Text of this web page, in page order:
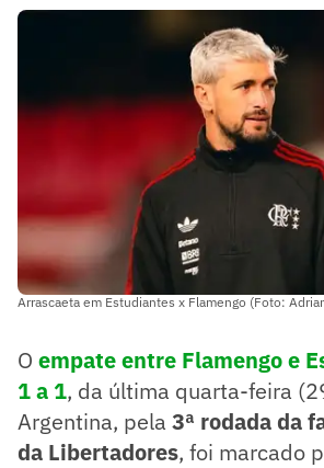
Arrascaeta em Estudiantes x Flamengo (Foto:
O empate entre Flamengo e
1 a 1, da última quarta-feira
Argentina, pela 3ª rodada da
da Libertadores, foi marcado